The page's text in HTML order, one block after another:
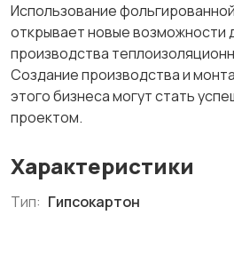
Использование
открывает новые возможности
производства
Создание производства и
этого бизнеса могут стать
проектом.
Характеристики
Тип: Гипсокартон